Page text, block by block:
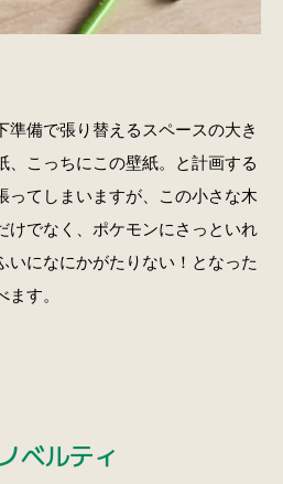
準備で張り替えるスペースの大き
、こっちにこの壁紙。と計画する
ってしまいますが、この小さな木
けでなく、ポケモンにさっといれ
いになにかがたりない！となった
す。
ベルティ